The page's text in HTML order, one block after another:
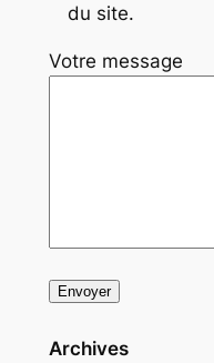
du site.
Votre message
Archives